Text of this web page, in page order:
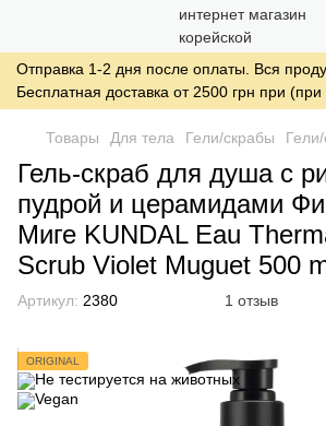
Отправка 1-2 дня после оплаты. Вся
Бесплатная доставка от 2500 грн при (при
Товары Для тела Гели/скрабы
Гель-скраб для душа с
пудрой и церамидами
Миге KUNDAL Eau
Scrub Violet Muguet 500
Артикул: 2380 1 отзыв
ORIGINAL